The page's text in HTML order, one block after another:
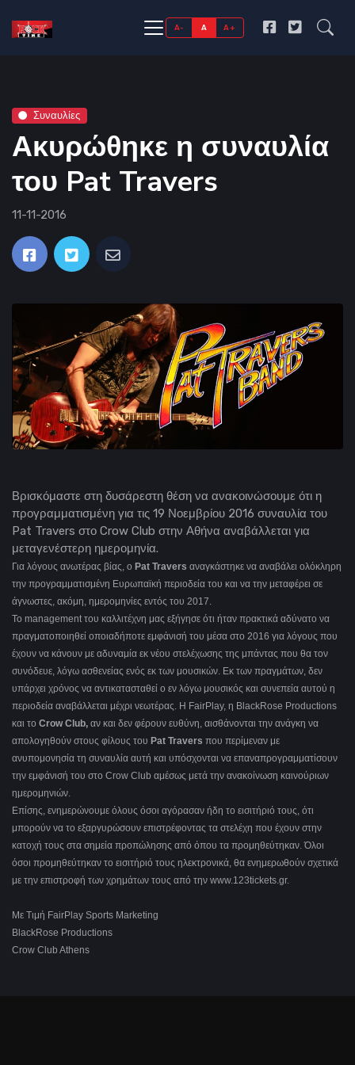
A- A A+
Συναυλίες
Ακυρώθηκε η συναυλία
του Pat Travers
11-11-2016
Βρισκόμαστε στη δυσάρεστη θέση να ανακοινώσουμε ότι η
προγραμματισμένη για τις 19 Νοεμβρίου 2016 συναυλία του
Pat Travers στο Crow Club στην Αθήνα αναβάλλεται για
μεταγενέστερη ημερομηνία.
Για λόγους ανωτέρας βίας, ο Pat Travers αναγκάστηκε να αναβάλει ολόκληρη
την προγραμματισμένη Ευρωπαϊκή περιοδεία του και να την μεταφέρει σε
άγνωστες, ακόμη, ημερομηνίες εντός του 2017.
Το management του καλλιτέχνη μας εξήγησε ότι ήταν πρακτικά αδύνατο να
πραγματοποιηθεί οποιαδήποτε εμφάνισή του μέσα στο 2016 για λόγους που
έχουν να κάνουν με αδυναμία εκ νέου στελέχωσης της μπάντας που θα τον
συνόδευε, λόγω ασθενείας ενός εκ των μουσικών. Εκ των πραγμάτων, δεν
υπάρχει χρόνος να αντικατασταθεί ο εν λόγω μουσικός και συνεπεία αυτού η
περιοδεία αναβάλλεται μέχρι νεωτέρας. Η FairPlay, η BlackRose Productions
και το Crow Club, αν και δεν φέρουν ευθύνη, αισθάνονται την ανάγκη να
απολογηθούν στους φίλους του Pat Travers που περίμεναν με
ανυπομονησία τη συναυλία αυτή και υπόσχονται να επαναπρογραμματίσουν
την εμφάνισή του στο Crow Club αμέσως μετά την ανακοίνωση καινούριων
ημερομηνιών.
Επίσης, ενημερώνουμε όλους όσοι αγόρασαν ήδη το εισιτήριό τους, ότι
μπορούν να το εξαργυρώσουν επιστρέφοντας τα στελέχη που έχουν στην
κατοχή τους στα σημεία προπώλησης από όπου τα προμηθεύτηκαν. Όλοι
όσοι προμηθεύτηκαν το εισιτήριό τους ηλεκτρονικά, θα ενημερωθούν σχετικά
με την επιστροφή των χρημάτων τους από την www.123tickets.gr.
Με Τιμή FairPlay Sports Marketing
BlackRose Productions
Crow Club Athens